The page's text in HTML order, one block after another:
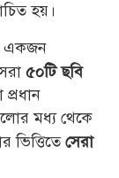
হয়।
একজন
৫০টি ছবি
প্রধান
মধ্য থেকে
ভিত্তিতেসেরা